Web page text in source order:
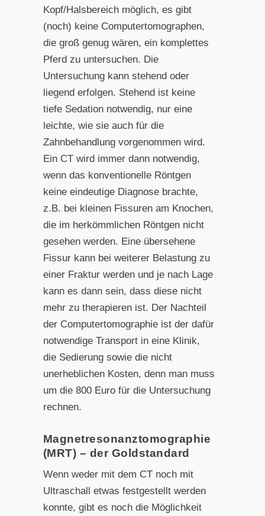
Kopf/Halsbereich möglich, es gibt
(noch) keine Computertomographen,
die groß genug wären, ein komplettes
Pferd zu untersuchen. Die
Untersuchung kann stehend oder
liegend erfolgen. Stehend ist keine
tiefe Sedation notwendig, nur eine
leichte, wie sie auch für die
Zahnbehandlung vorgenommen wird.
Ein CT wird immer dann notwendig,
wenn das konventionelle Röntgen
keine eindeutige Diagnose brachte,
z.B. bei kleinen Fissuren am Knochen,
die im herkömmlichen Röntgen nicht
gesehen werden. Eine übersehene
Fissur kann bei weiterer Belastung zu
einer Fraktur werden und je nach Lage
kann es dann sein, dass diese nicht
mehr zu therapieren ist. Der Nachteil
der Computertomographie ist der dafür
notwendige Transport in eine Klinik,
die Sedierung sowie die nicht
unerheblichen Kosten, denn man muss
um die 800 Euro für die Untersuchung
rechnen.
Magnetresonanztomographie
(MRT) – der Goldstandard
Wenn weder mit dem CT noch mit
Ultraschall etwas festgestellt werden
konnte, gibt es noch die Möglichkeit